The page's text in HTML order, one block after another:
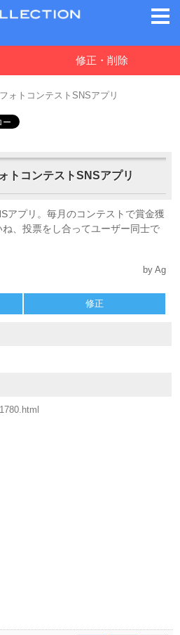
修正・削除
トコンテストSNSアプリ
アプリ。毎月のコンテストで賞金獲
、投票をし合ってユーザー同士で
by Ag
修正